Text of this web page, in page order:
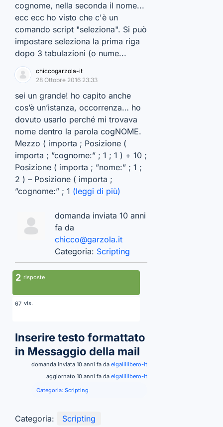
cognome, nella seconda il nome...
ecc ecc ho visto che c'è un
comando script "seleziona". Si può
impostare seleziona la prima riga
dopo 3 tabulazioni (o nume...
chiccogarzola-it
28 Ottobre 2016 23:33
sei un grande! ho capito anche
cos’è un’istanza, occorrenza… ho
dovuto usarlo perché mi trovava
nome dentro la parola cogNOME.
Mezzo ( importa ; Posizione (
importa ; ”cognome:” ; 1 ; 1 ) + 10 ;
Posizione ( importa ; ”nome:” ; 1 ;
2 ) – Posizione ( importa ;
”cognome:” ; 1 (leggi di più)
domanda inviata 10 anni
fa da
chicco@garzola.it
Categoria: Scripting
2 risposte
67 vis.
Inserire testo formattato
in Messaggio della mail
domanda inviata 10 anni fa da elgallilibero-it
aggiornato 10 anni fa da elgallilibero-it
Categoria: Scripting
Categoria:
Scripting